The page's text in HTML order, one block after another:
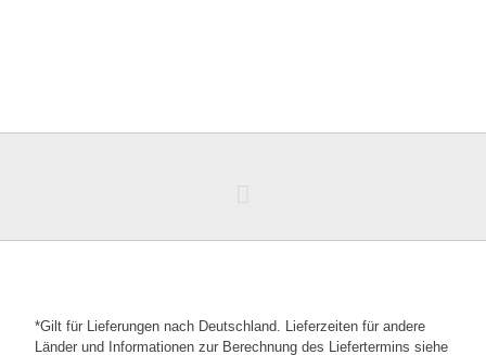
*Gilt für Lieferungen nach Deutschland. Lieferzeiten für andere
Länder und Informationen zur Berechnung des Liefertermins siehe